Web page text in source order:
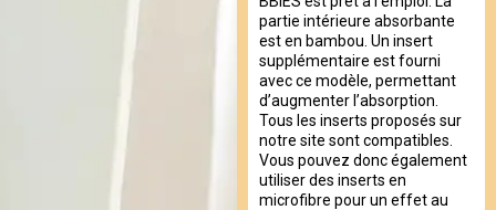
partie intérieure absorbante
est en bambou. Un insert
supplémentaire est fourni
avec ce modèle, permettant
d’augmenter l’absorption.
Tous les inserts proposés sur
notre site sont compatibles.
Vous pouvez donc également
utiliser des inserts en
microfibre pour un effet au